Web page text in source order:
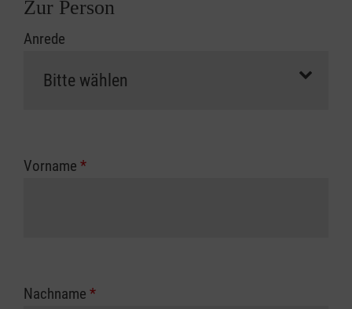
Zur Person
Anrede
Vorname *
Nachname *